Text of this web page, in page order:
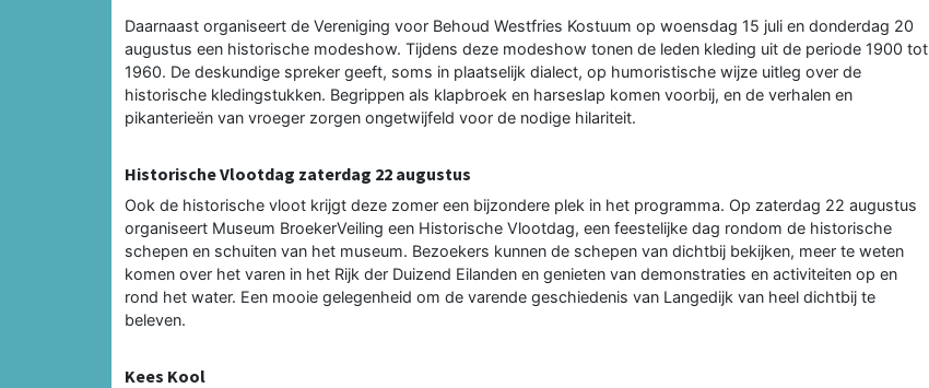
Daarnaast organiseert de Vereniging voor Behoud Westfries Kostuum op woensdag 15 juli en donderdag 20
augustus een historische modeshow. Tijdens deze modeshow tonen de leden kleding uit de periode 1900 tot
1960. De deskundige spreker geeft, soms in plaatselijk dialect, op humoristische wijze uitleg over de
historische kledingstukken. Begrippen als klapbroek en harseslap komen voorbij, en de verhalen en
pikanterieën van vroeger zorgen ongetwijfeld voor de nodige hilariteit.
Historische Vlootdag zaterdag 22 augustus
Ook de historische vloot krijgt deze zomer een bijzondere plek in het programma. Op zaterdag 22 augustus
organiseert Museum BroekerVeiling een Historische Vlootdag, een feestelijke dag rondom de historische
schepen en schuiten van het museum. Bezoekers kunnen de schepen van dichtbij bekijken, meer te weten
komen over het varen in het Rijk der Duizend Eilanden en genieten van demonstraties en activiteiten op en
rond het water. Een mooie gelegenheid om de varende geschiedenis van Langedijk van heel dichtbij te
beleven.
Kees Kool